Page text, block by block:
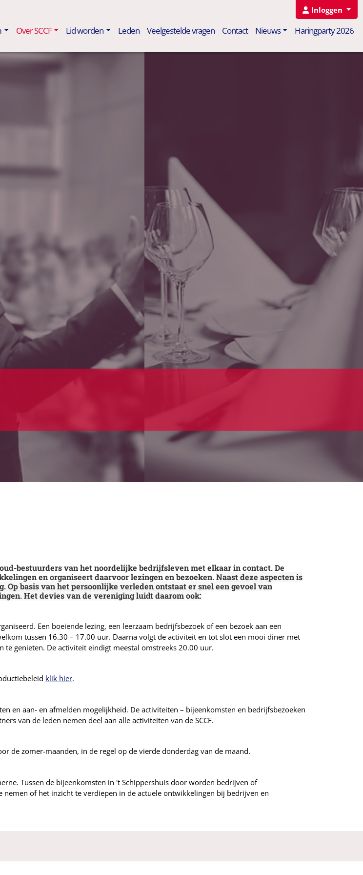
Inloggen
Over SCCF Lid worden Leden Veelgestelde vragen Contact Nieuws Haringparty 2026
bestuurders van het noordelijke bedrijfsleven met elkaar in contact. De
en organiseert daarvoor lezingen en bezoeken.Naast deze aspecten is
basis van het persoonlijke verleden ontstaat er snel een gevoel van
Het devies van de vereniging luidt daarom ook:
Een boeiende lezing, een leerzaam bedrijfsbezoek of een bezoek aan een
tussen 16.30 – 17.00 uur. Daarna volgt de activiteit en tot slot een mooi diner met
te genieten. De activiteit eindigt meestal omstreeks 20.00 uur.
klik hier.
en aan- en afmelden mogelijkheid. De activiteiten – bijeenkomsten en bedrijfsbezoeken
van de leden nemen deel aan alle activiteiten van de SCCF.
de zomer-maanden, in de regel op de vierde donderdag van de maand.
Tussen de bijeenkomsten in 't Schippershuis door worden bedrijven of
of het inzicht te verdiepen in de actuele ontwikkelingen bij bedrijven en